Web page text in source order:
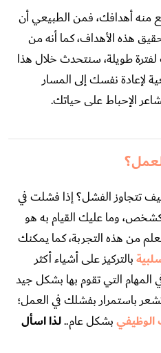
منه أهدافك، فمن الطبيعي أن
هذه الأهداف، كما أنه من
لفترة طويلة، سنتحدث خلال هذا
لإعادة نفسك إلى المسار
الإحباط على حياتك.
تتجاوز الفشل؟ إذا فشلت في
وما عليك القيام به هو
من هذه التجربة، كما يمكنك
بالتركيز على أشياء أكثر
المهام التي تقوم بها بشكل جيد
باستمرار بفشلك في العمل؛
​​الوظيفيبشكل عام..لذا اسأل